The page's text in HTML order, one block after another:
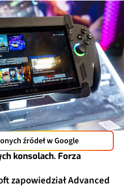
źródeł w Google
konsolach. Forza
zapowiedział Advanced